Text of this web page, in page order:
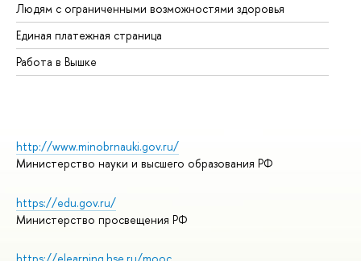
Людям с ограниченными возможностями здоровья
Единая платежная страница
Работа в Вышке
http://www.minobrnauki.gov.ru/
Министерство науки и высшего образования РФ
https://edu.gov.ru/
Министерство просвещения РФ